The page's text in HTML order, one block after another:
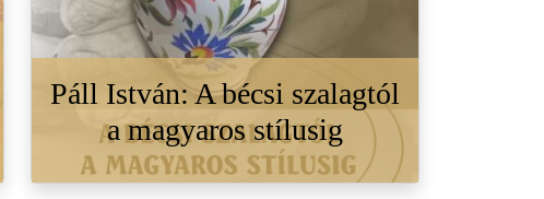
Páll István: A bécsi szalagtól
a magyaros stílusig